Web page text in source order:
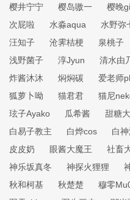
樱井宁宁 樱岛嗷一 樱晚
次屁啦
水淼aqua 水野弥
汪知子
沧霁桔梗 泉桃子
浅野菌子
淳Jyun 清水由
炸酱沐沐
焖焖碳 爱老师
狐萝卜呦
猫君君 猫尼
玹子Ayako
瓜希酱 甜糖
白易子教主
白烨cos 白
皮皮奶
眼酱大魔王 社畜
神乐坂真冬
神探火狸狸
秋和柯基
秋楚楚 穆零